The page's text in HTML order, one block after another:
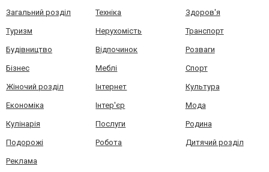
Загальний розділ Техніка Здоров'я
Туризм Нерухомість Транспорт
Будівництво Відпочинок Розваги
Бізнес Меблі Спорт
Жіночий розділ Інтернет Культура
Економіка Інтер'єр Мода
Кулінарія Послуги Родина
Подорожі Робота Дитячий розділ
Реклама